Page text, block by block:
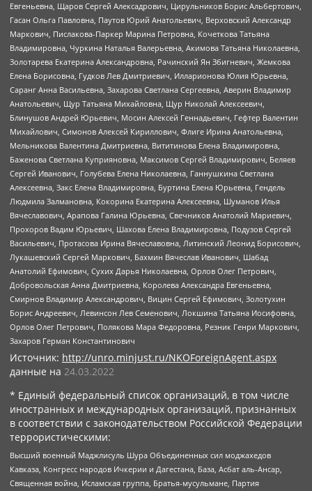
Евгеньевна, Щаров Сергей Алексадрович, Цирульников Борис Альбертович,
Гасан Ольга Павловна, Паутов Юрий Анатольевич, Верховский Александр
Маркович, Пислакова-Паркер Марина Петровна, Кочеткова Татьяна
Владимировна, Чуркина Наталья Валерьевна, Акимова Татьяна Николаевна,
Золотарева Екатерина Александровна, Рачинский Ян Збигневич, Жемкова
Елена Борисовна, Гудков Лев Дмитриевич, Илларионова Юлия Юрьевна,
Саранг Анна Васильевна, Захарова Светлана Сергеевна, Аверин Владимир
Анатольевич, Щур Татьяна Михайловна, Щур Николай Алексеевич,
Блинушов Андрей Юрьевич, Мосин Алексей Геннадьевич, Гефтер Валентин
Михайлович, Симонов Алексей Кириллович, Флиге Ирина Анатольевна,
Мельникова Валентина Дмитриевна, Вититинова Елена Владимировна,
Баженова Светлана Куприяновна, Максимов Сергей Владимирович, Беляев
Сергей Иванович, Голубева Елена Николаевна, Ганнушкина Светлана
Алексеевна, Закс Елена Владимировна, Буртина Елена Юрьевна, Гендель
Людмила Залмановна, Кокорина Екатерина Алексеевна, Шуманов Илья
Вячеславович, Арапова Галина Юрьевна, Свечников Анатолий Мариевич,
Прохоров Вадим Юрьевич, Шахова Елена Владимировна, Подузов Сергей
Васильевич, Протасова Ирина Вячеславовна, Литинский Леонид Борисович,
Лукашевский Сергей Маркович, Бахмин Вячеслав Иванович, Шабад
Анатолий Ефимович, Сухих Дарья Николаевна, Орлов Олег Петрович,
Добровольская Анна Дмитриевна, Королева Александра Евгеньевна,
Смирнов Владимир Александрович, Вицин Сергей Ефимович, Золотухин
Борис Андреевич, Левинсон Лев Семенович, Локшина Татьяна Иосифовна,
Орлов Олег Петрович, Полякова Мара Федоровна, Резник Генри Маркович,
Захаров Герман Константинович
Источник: http://unro.minjust.ru/NKOForeignAgent.aspx
данные на 24.03.2022
* Единый федеральный список организаций, в том числе
иностранных и международных организаций, признанных
в соответствии с законодательством Российской Федерации
террористическими:
Высший военный Маджлисуль Шура Объединенных сил моджахедов
Кавказа, Конгресс народов Ичкерии и Дагестана, База, Асбат аль-Ансар,
Священная война, Исламская группа, Братья-мусульмане, Партия